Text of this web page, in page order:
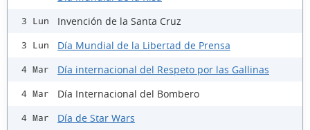
3 Lun Invención de la Santa Cruz
3 Lun Día Mundial de la Libertad de Prensa
4 Mar Día internacional del Respeto por las Gallinas
4 Mar Día Internacional del Bombero
4 Mar Día de Star Wars